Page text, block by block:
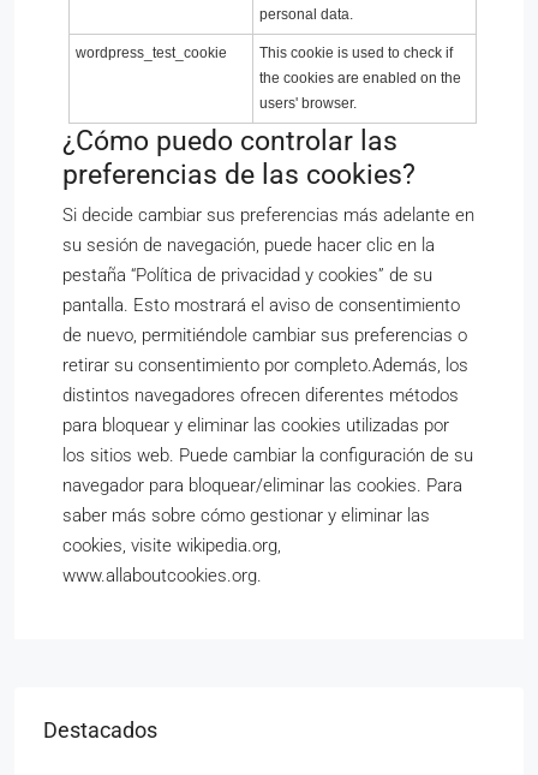
personal data.
wordpress_test_cookie
This cookie is used to check if
the cookies are enabled on the
users' browser.
¿Cómo puedo controlar las
preferencias de las cookies?
Si decide cambiar sus preferencias más adelante en
su sesión de navegación, puede hacer clic en la
pestaña “Política de privacidad y cookies” de su
pantalla. Esto mostrará el aviso de consentimiento
de nuevo, permitiéndole cambiar sus preferencias o
retirar su consentimiento por completo.Además, los
distintos navegadores ofrecen diferentes métodos
para bloquear y eliminar las cookies utilizadas por
los sitios web. Puede cambiar la configuración de su
navegador para bloquear/eliminar las cookies. Para
saber más sobre cómo gestionar y eliminar las
cookies, visite wikipedia.org,
www.allaboutcookies.org.
Destacados